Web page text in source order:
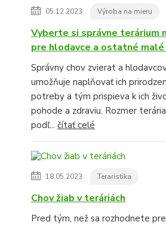
05.12.2023 Výroba na mieru
Vyberte si správne terárium
pre hlodavce a ostatné
Správny chov zvierat a
umožňuje naplňovať ich
potreby a tým prispieva k ich
pohode a zdraviu. Rozmer
podľ... čítať celé
18.05.2023 Teraristika
Chov žiab v teráriách
Pred tým, než sa rozhodnete